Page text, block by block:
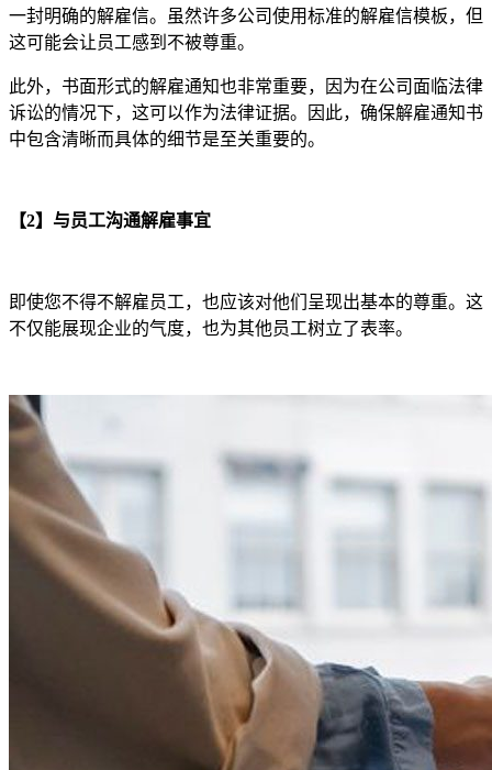
一封明确的解雇信。虽然许多公司使用标准的解雇信模板，但
这可能会让员工感到不被尊重。
此外，书面形式的解雇通知也非常重要，因为在公司面临法律
诉讼的情况下，这可以作为法律证据。因此，确保解雇通知书
中包含清晰而具体的细节是至关重要的。
【2】与员工沟通解雇事宜
即使您不得不解雇员工，也应该对他们呈现出基本的尊重。这
不仅能展现企业的气度，也为其他员工树立了表率。